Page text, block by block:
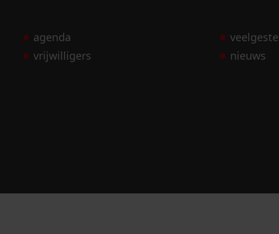
agenda
vrijwilligers
nieuws